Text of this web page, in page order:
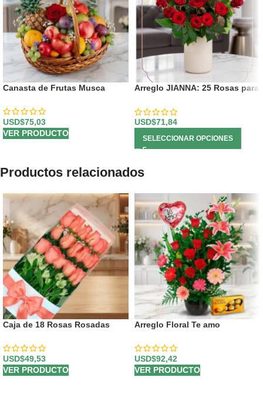
Canasta de Frutas Musca
USD$75,03
VER PRODUCTO
Arreglo JIANNA: 25 Rosas para
USD$71,84
SELECCIONAR OPCIONES
Productos relacionados
Caja de 18 Rosas Rosadas
USD$49,53
VER PRODUCTO
Arreglo Floral Te amo
USD$92,42
VER PRODUCTO